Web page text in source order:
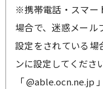
※携帯電話・スマー
場合で、迷惑メール
設定をされている場
ンに設定してくださ
「 @able.ocn.ne.jp 」